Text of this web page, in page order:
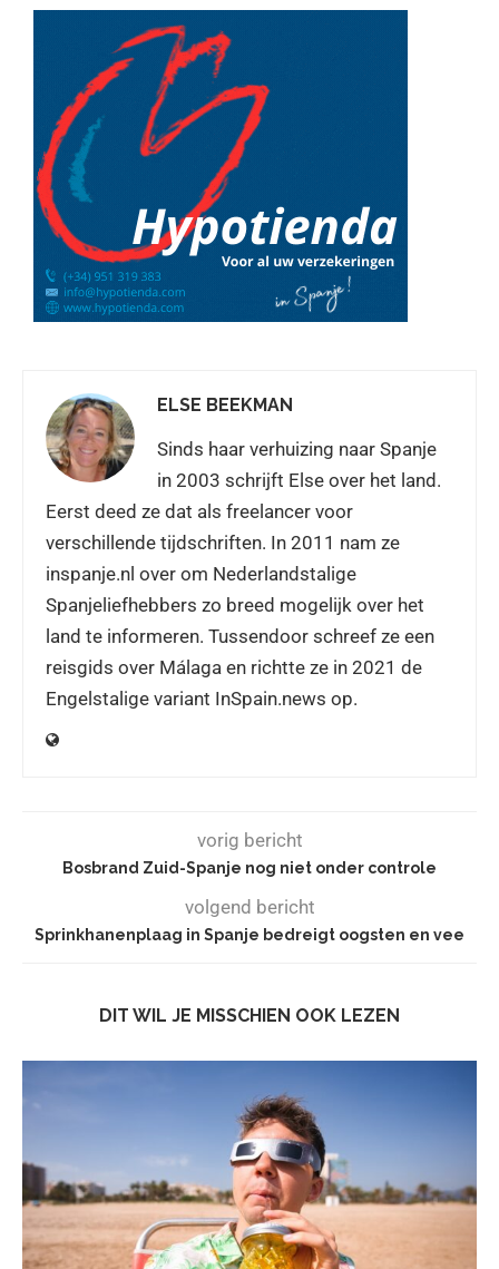
ELSE BEEKMAN
Sinds haar verhuizing naar Spanje
in 2003 schrijft Else over het land.
Eerst deed ze dat als freelancer voor
verschillende tijdschriften. In 2011 nam ze
inspanje.nl over om Nederlandstalige
Spanjeliefhebbers zo breed mogelijk over het
land te informeren. Tussendoor schreef ze een
reisgids over Málaga en richtte ze in 2021 de
Engelstalige variant InSpain.news op.
vorig bericht
Bosbrand Zuid-Spanje nog niet onder controle
volgend bericht
Sprinkhanenplaag in Spanje bedreigt oogsten en vee
DIT WIL JE MISSCHIEN OOK LEZEN